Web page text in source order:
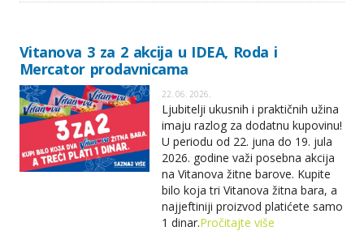
Vitanova 3 za 2 akcija u IDEA, Roda i
Mercator prodavnicama
22. 06. 2026.
Ljubitelji ukusnih i praktičnih užina
imaju razlog za dodatnu kupovinu!
U periodu od 22. juna do 19. jula
2026. godine važi posebna akcija
na Vitanova žitne barove. Kupite
bilo koja tri Vitanova žitna bara, a
najjeftiniji proizvod platićete samo
1 dinar.Pročitajte više